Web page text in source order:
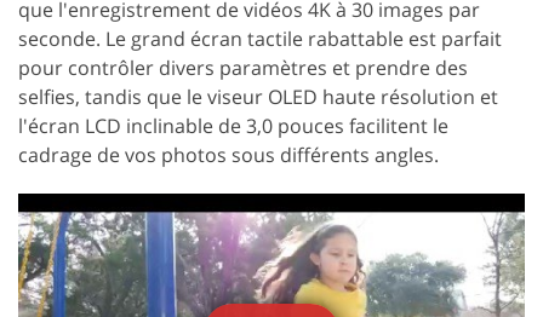
que l'enregistrement de vidéos 4K à 30 images par
seconde. Le grand écran tactile rabattable est parfait
pour contrôler divers paramètres et prendre des
selfies, tandis que le viseur OLED haute résolution et
l'écran LCD inclinable de 3,0 pouces facilitent le
cadrage de vos photos sous différents angles.